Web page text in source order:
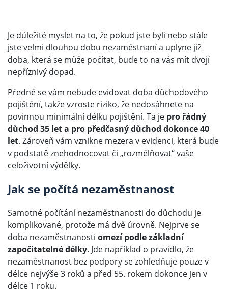
Je důležité myslet na to, že pokud jste byli nebo stále
jste velmi dlouhou dobu nezaměstnaní a uplyne již
doba, která se může počítat, bude to na vás mít dvojí
nepříznivý dopad.
Předně se vám nebude evidovat doba důchodového
pojištění, takže vzroste riziko, že nedosáhnete na
povinnou minimální délku pojištění. Ta je pro řádný
důchod 35 leta pro předčasný důchod dokonce 40
let. Zároveň vám vznikne mezera v evidenci, která bude
v podstatě znehodnocovat či „rozmělňovat“ vaše
celoživotní výdělky.
Jak se počítá nezaměstnanost
Samotné počítání nezaměstnanosti do důchodu je
komplikované, protože má dvě úrovně. Nejprve se
doba nezaměstnanosti omezí podle základní
započitatelné délky. Jde například o pravidlo, že
nezaměstnanost bez podpory se zohledňuje pouze v
délce nejvýše 3 roků a před 55. rokem dokonce jen v
délce 1 roku.